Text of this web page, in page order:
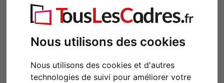
Nous utilisons des cookies
Nous utilisons des cookies et d'autres
technologies de suivi pour améliorer votre